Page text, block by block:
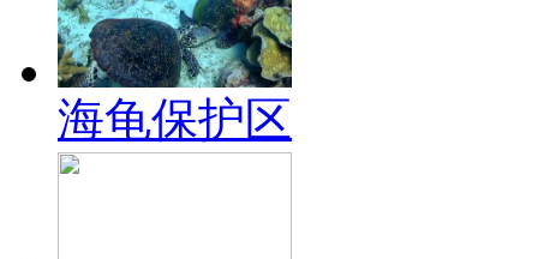
海龟保护区